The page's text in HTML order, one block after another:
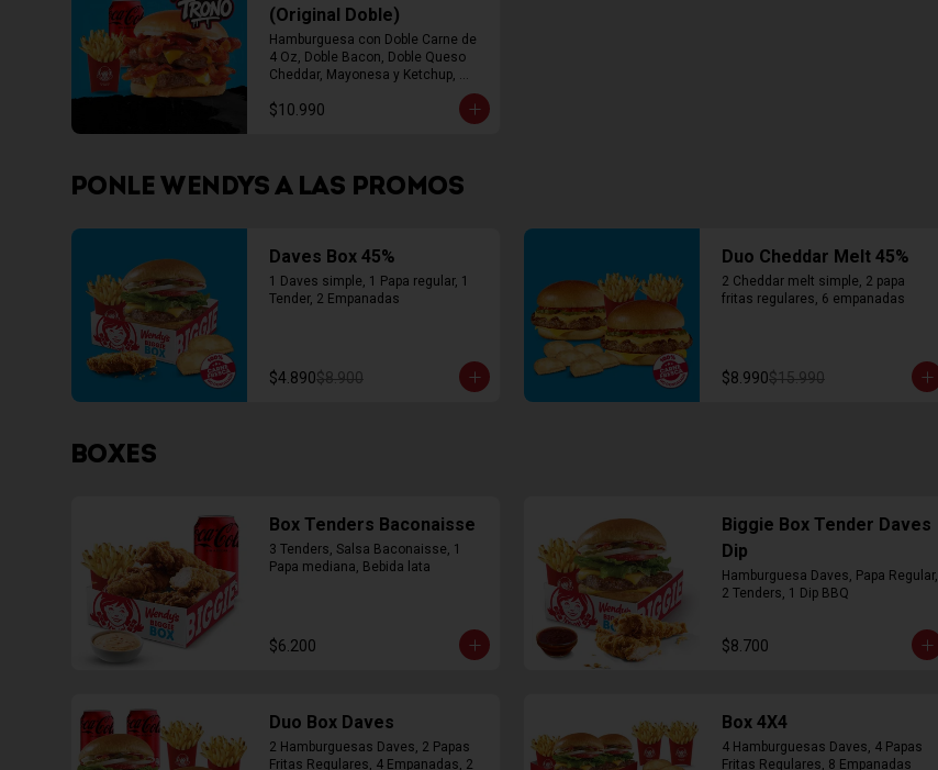
(Original Doble)
Hamburguesa con Doble Carne de
4 Oz, Doble Bacon, Doble Queso
Cheddar, Mayonesa y Ketchup,
Papas Fritas Mediana, Bebida Lata
$10.990
PONLE WENDYS A LAS PROMOS
Daves Box 45%
1 Daves simple, 1 Papa regular, 1
Tender, 2 Empanadas
$4.890$8.900
Duo Cheddar Melt 45%
2 Cheddar melt simple, 2 papa
fritas regulares, 6 empanadas
$8.990$15.990
BOXES
Box Tenders Baconaisse
3 Tenders, Salsa Baconaisse, 1
Papa mediana, Bebida lata
$6.200
Biggie Box Tender Daves
Dip
Hamburguesa Daves, Papa Regular,
2 Tenders, 1 Dip BBQ
$8.700
Duo Box Daves
2 Hamburguesas Daves, 2 Papas
Fritas Regulares, 4 Empanadas, 2
Box 4X4
4 Hamburguesas Daves, 4 Papas
Fritas Regulares, 8 Empanadas